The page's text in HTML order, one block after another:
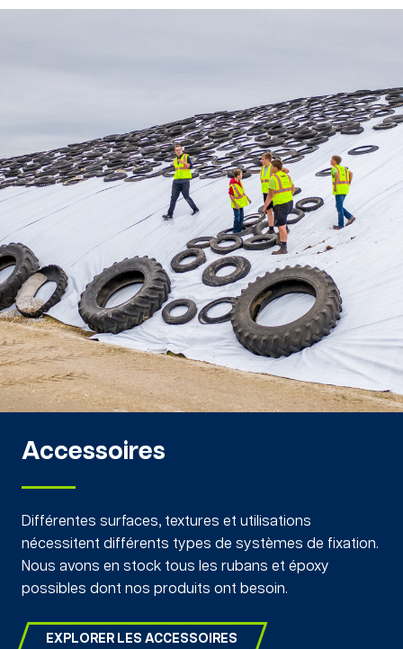
Accessoires
Différentes surfaces, textures et utilisations
nécessitent différents types de systèmes de fixation.
Nous avons en stock tous les rubans et époxy
possibles dont nos produits ont besoin.
EXPLORER LES ACCESSOIRES